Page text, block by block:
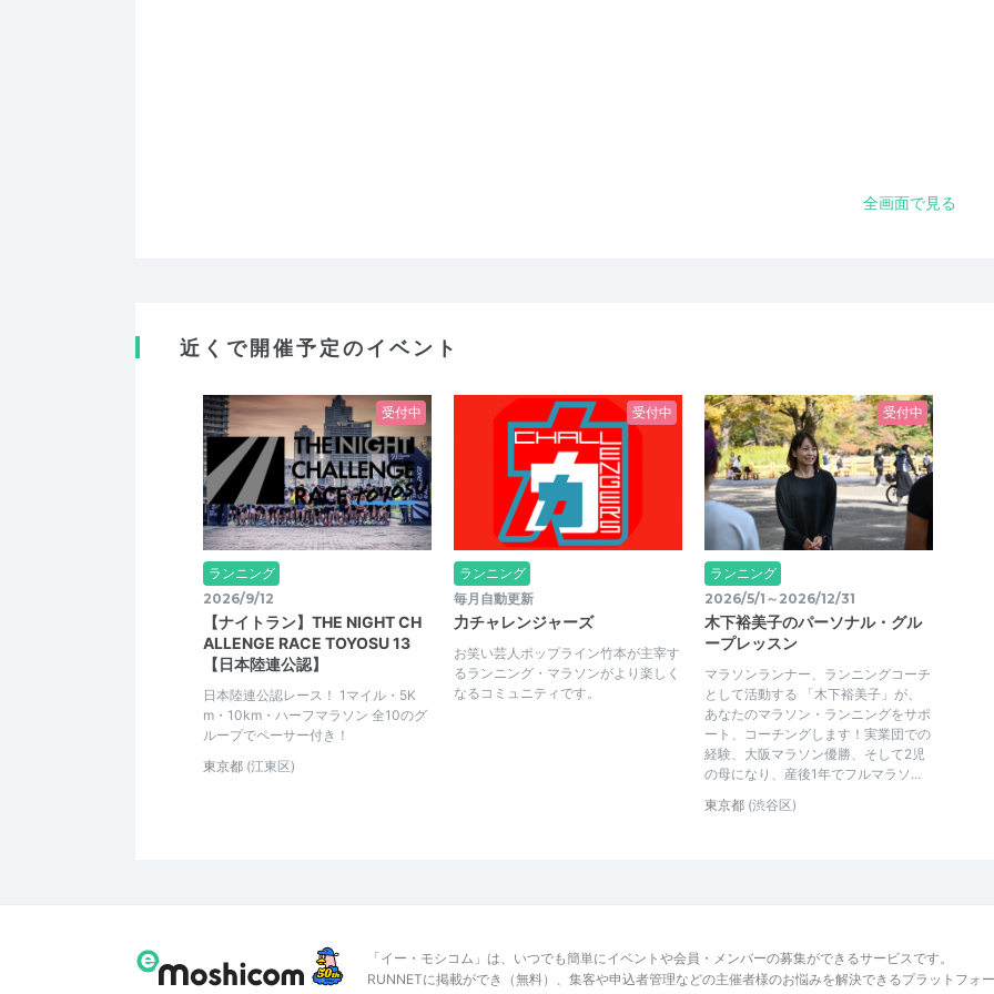
全画面で見る
近くで開催予定のイベント
受付中
ランニング
2026/9/12
【ナイトラン】THE NIGHT CH
ALLENGE RACE TOYOSU 13
【日本陸連公認】
日本陸連公認レース！ 1マイル・5K
m・10km・ハーフマラソン 全10のグ
ループでペーサー付き！
東京都 (江東区)
受付中
ランニング
毎月自動更新
力チャレンジャーズ
お笑い芸人ポップライン竹本が主宰す
るランニング・マラソンがより楽しく
なるコミュニティです。
受付中
ランニング
2026/5/1～2026/12/31
木下裕美子のパーソナル・グル
ープレッスン
マラソンランナー、ランニングコーチ
として活動する 「木下裕美子」が、
あなたのマラソン・ランニングをサポ
ート、コーチングします！実業団での
経験、大阪マラソン優勝、そして2児
の母になり、産後1年でフルマラソ...
東京都 (渋谷区)
「イー・モシコム」は、いつでも簡単にイベントや会員・メンバーの募集ができるサービスです。
RUNNETに掲載ができ（無料）、集客や申込者管理などの主催者様のお悩みを解決できるプラットフォー